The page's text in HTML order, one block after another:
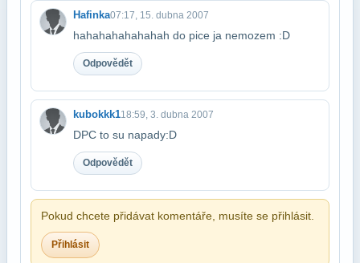
Hafinka07:17, 15. dubna 2007
hahahahahahahah do pice ja nemozem :D
Odpovědět
kubokkk118:59, 3. dubna 2007
DPC to su napady:D
Odpovědět
Pokud chcete přidávat komentáře, musíte se přihlásit.
Přihlásit